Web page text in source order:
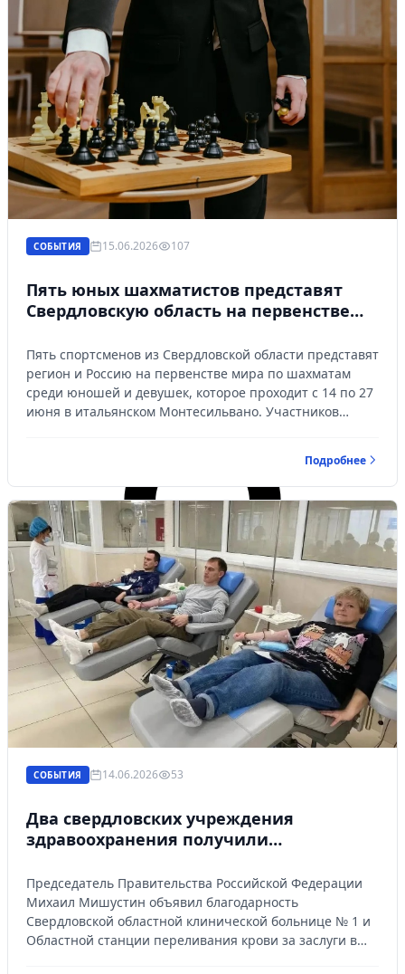
Войти
Управляйте объявлениями, отслеживайте
Войти или зарегистрироваться
СОБЫТИЯ 15.06.2026 107
Пять юных шахматистов представят
Свердловскую область на первенстве
Пять спортсменов из Свердловской области представят
регион и Россию на первенстве мира по шахматам
среди юношей и девушек, которое проходит с 14 по 27
июня в итальянском Монтесильвано. Участников
Подробнее
СОБЫТИЯ 14.06.2026 53
Два свердловских учреждения
здравоохранения получили
Правительства РФ за большой вклад в
развитие службы крови
Председатель Правительства Российской Федерации
Михаил Мишустин объявил благодарность
Свердловской областной клинической больнице № 1 и
Областной станции переливания крови за заслуги в